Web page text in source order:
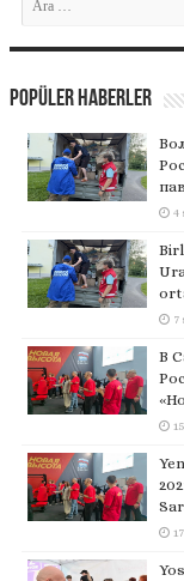
Popüler Haberler
4
7
В